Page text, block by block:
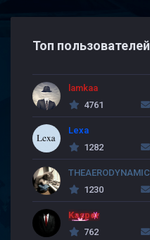
Топ пользователей
lamkaa
4761
Lexa
1282
THEAERODYNAMIC
1230
Kasper
762